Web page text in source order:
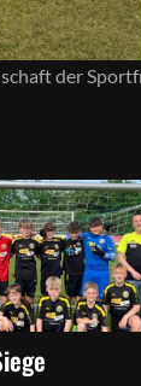
der